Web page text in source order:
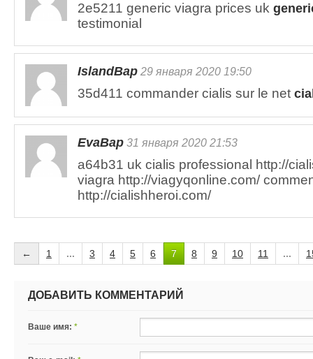
2e5211 generic viagra prices uk
testimonial
IslandBap 29 января 2020 19:50
35d411 commander cialis sur le net
EvaBap 31 января 2020 21:53
a64b31 uk cialis professional http://
viagra http://viagyqonline.com/
http://cialishheroi.com/
← 1 ... 3 4 5 6 7 8 9 10 11 ...
ДОБАВИТЬ КОММЕНТАРИЙ
Ваше имя: *